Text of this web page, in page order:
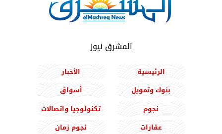
المشرق نيوز
الرئيسية
الأخبار
بنوك وتمويل
أسواق
نجوم
تكنولوجيا واتصالات
عقارات
نجوم زمان